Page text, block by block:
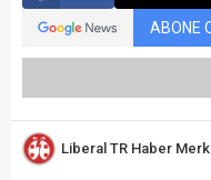
ABONE
Liberal TR Haber